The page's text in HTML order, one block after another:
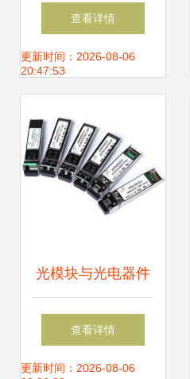
电开关E3Z-D81 工
业自动化的精准之
查看详情
更新时间：2026-08-06
20:47:53
光模块与光电器件
构筑现代光通信的
基石
查看详情
更新时间：2026-08-06